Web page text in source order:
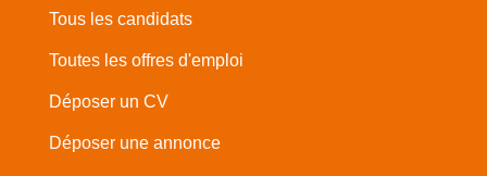
Tous les candidats
Toutes les offres d'emploi
Déposer un CV
Déposer une annonce